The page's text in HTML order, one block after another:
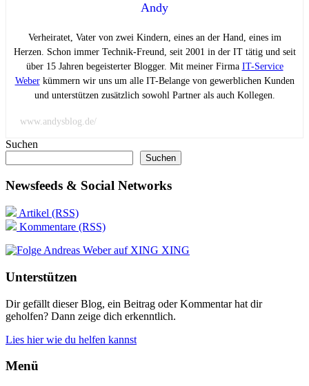
Andy
Verheiratet, Vater von zwei Kindern, eines an der Hand, eines im
Herzen. Schon immer Technik-Freund, seit 2001 in der IT tätig und seit
über 15 Jahren begeisterter Blogger. Mit meiner Firma IT-Service
Weberkümmern wir uns um alle IT-Belange von gewerblichen Kunden
und unterstützen zusätzlich sowohl Partner als auch Kollegen.
www.andysblog.de/
Suchen
Suchen
Newsfeeds & Social Networks
Artikel (RSS)
Kommentare (RSS)
XING
Unterstützen
Dir gefällt dieser Blog, ein Beitrag oder Kommentar hat dir
geholfen? Dann zeige dich erkenntlich.
Lies hier wie du helfen kannst
Menü